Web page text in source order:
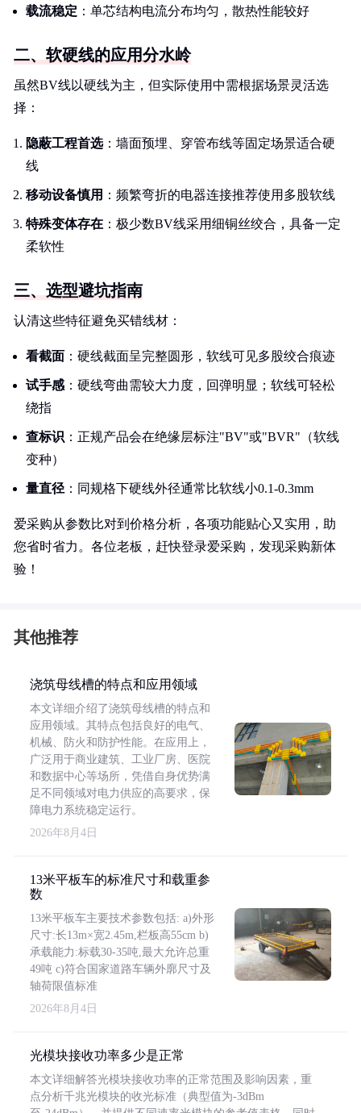
载流稳定 ：单芯结构电流分布均匀，散热性能较好
二、软硬线的应用分水岭
虽然BV线以硬线为主，但实际使用中需根据场景灵活选
择：
隐蔽工程首选：墙面预埋、穿管布线等固定场景适合硬
线
移动设备慎用 ：频繁弯折的电器连接推荐使用多股软线
特殊变体存在 ：极少数BV线采用细铜丝绞合，具备一定
柔软性
三、选型避坑指南
认清这些特征避免买错线材：
看截面 ：硬线截面呈完整圆形，软线可见多股绞合痕迹
试手感 ：硬线弯曲需较大力度，回弹明显；软线可轻松
绕指
查标识 ：正规产品会在绝缘层标注"BV"或"BVR"（软线
变种）
量直径 ：同规格下硬线外径通常比软线小0.1-0.3mm
爱采购从参数比对到价格分析，各项功能贴心又实用，助
您省时省力。各位老板，赶快登录爱采购，发现采购新体
验！
其他推荐
浇筑母线槽的特点和应用领域
本文详细介绍了浇筑母线槽的特点和
应用领域。其特点包括良好的电气、
机械、防火和防护性能。在应用上，
广泛用于商业建筑、工业厂房、医院
和数据中心等场所，凭借自身优势满
足不同领域对电力供应的高要求，保
障电力系统稳定运行。
2026年8月4日
13米平板车的标准尺寸和载重参
数
13米平板车主要技术参数包括: a)外形
尺寸:长13m×宽2.45m,栏板高55cm b)
承载能力:标载30-35吨,最大允许总重
49吨 c)符合国家道路车辆外廓尺寸及
轴荷限值标准
2026年8月4日
光模块接收功率多少是正常
本文详细解答光模块接收功率的正常范围及影响因素，重
点分析千兆光模块的收光标准（典型值为-3dBm